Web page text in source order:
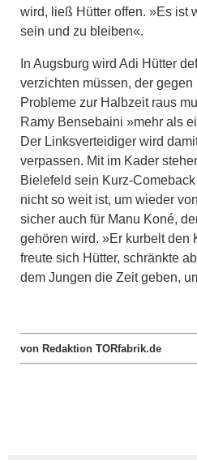
wird, ließ Hütter offen. »Es ist
sein und zu bleiben«.
In Augsburg wird Adi Hütter
verzichten müssen, der
Probleme zur Halbzeit raus
Ramy Bensebaini »mehr als
Der Linksverteidiger wird
verpassen. Mit im Kader
Bielefeld sein Kurz-
nicht so weit ist, um wieder
sicher auch für Manu Koné,
gehören wird. »Er kurbelt den
freute sich Hütter, schränkte
dem Jungen die Zeit geben,
von Redaktion TORfabrik.de